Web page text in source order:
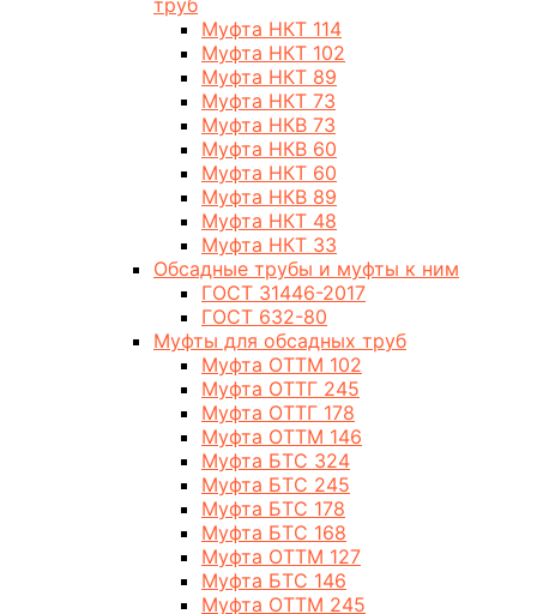
труб
Муфта НКТ 114
Муфта НКТ 102
Муфта НКТ 89
Муфта НКТ 73
Муфта НКВ 73
Муфта НКВ 60
Муфта НКТ 60
Муфта НКВ 89
Муфта НКТ 48
Муфта НКТ 33
Обсадные трубы и муфты к ним
ГОСТ 31446-2017
ГОСТ 632-80
Муфты для обсадных труб
Муфта ОТТМ 102
Муфта ОТТГ 245
Муфта ОТТГ 178
Муфта ОТТМ 146
Муфта БТС 324
Муфта БТС 245
Муфта БТС 178
Муфта БТС 168
Муфта ОТТМ 127
Муфта БТС 146
Муфта ОТТМ 245